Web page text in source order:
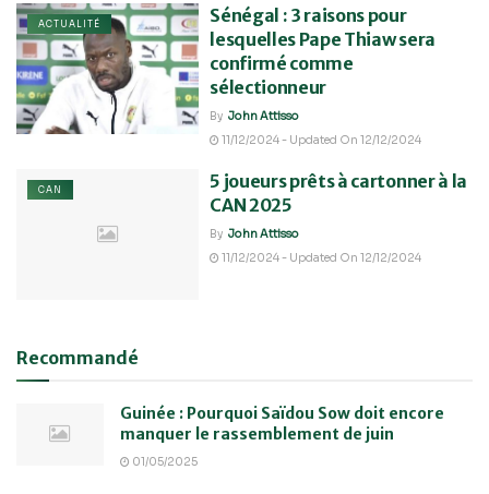
ACTUALITÉ
Sénégal : 3 raisons pour
lesquelles Pape Thiaw sera
confirmé comme
sélectionneur
By John Attisso
11/12/2024 - Updated On 12/12/2024
CAN
5 joueurs prêts à cartonner à la
CAN 2025
By John Attisso
11/12/2024 - Updated On 12/12/2024
Recommandé
Guinée : Pourquoi Saïdou Sow doit encore
manquer le rassemblement de juin
01/05/2025